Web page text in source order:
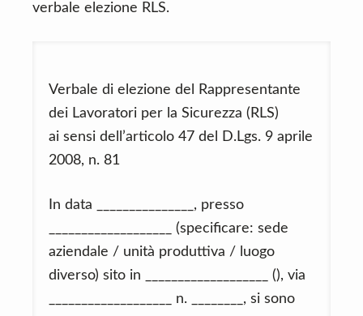
verbale elezione RLS.
Verbale di elezione del Rappresentante
dei Lavoratori per la Sicurezza (RLS)
ai sensi dell’articolo 47 del D.Lgs. 9 aprile
2008, n. 81
In data _______________, presso
___________________ (specificare: sede
aziendale / unità produttiva / luogo
diverso) sito in ___________________ (), via
___________________ n. ________, si sono